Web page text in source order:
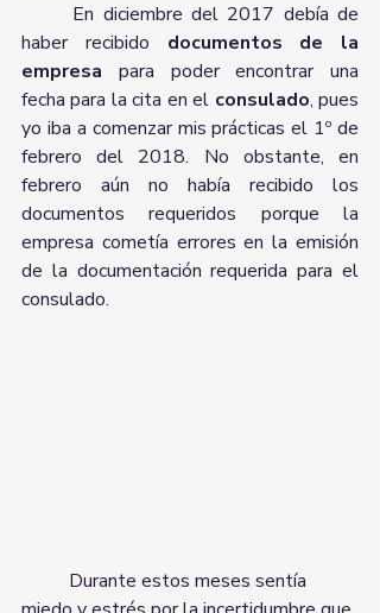
haber recibido documentos de la
empresa para poder encontrar una
fecha para la cita en el consulado, pues
yo iba a comenzar mis prácticas el 1º de
febrero del 2018. No obstante, en
febrero aún no había recibido los
documentos requeridos porque la
empresa cometía errores en la emisión
de la documentación requerida para el
consulado.